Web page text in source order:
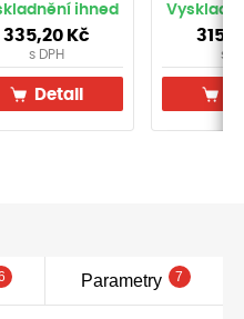
ihned
335,20 Kč
s DPH
Detail
s
Parametry 7